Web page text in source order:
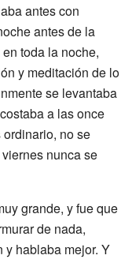
antes con
antes de la
toda la noche,
y meditación de lo
se levantaba
a las once
no se
nunca se
grande, y fue que
de nada,
y hablaba mejor. Y